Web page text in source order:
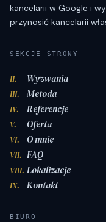
kancelarii w Google i
przynosić kancelarii
SEKCJE STRONY
II. Wyzwania
III. Metoda
IV. Referencje
V. Oferta
VI. O mnie
VII. FAQ
VIII. Lokalizacje
IX. Kontakt
BIURO